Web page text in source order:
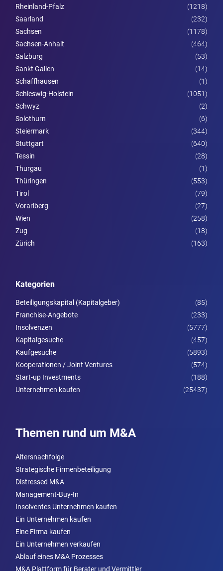
Rheinland-Pfalz
(1218)
Saarland
(232)
Sachsen
(1178)
Sachsen-Anhalt
(464)
Salzburg
(53)
Sankt Gallen
(14)
Schaffhausen
(1)
Schleswig-Holstein
(1051)
Schwyz
(2)
Solothurn
(6)
Steier­mark
(344)
Stuttgart
(640)
Tessin
(28)
Thurgau
(1)
Thüringen
(553)
Tirol
(79)
Vorarl­berg
(27)
Wien
(258)
Zug
(18)
Zürich
(163)
Kategorien
Beteiligungskapital (Kapitalgeber)
(85)
Franchise-Angebote
(233)
Insolvenzen
(5777)
Kapitalgesuche
(457)
Kaufgesuche
(5893)
Kooperationen / Joint Ventures
(574)
Start-up Investments
(188)
Unternehmen kaufen
(25437)
Themen rund um M&A
Altersnachfolge
Strategische Firmenbeteiligung
Distressed M&A
Management-Buy-In
Insolventes Unternehmen kaufen
Ein Unternehmen kaufen
Eine Firma kaufen
Ein Unternehmen verkaufen
Ablauf eines M&A Prozesses
M&A Plattform für Berater und Vermittler